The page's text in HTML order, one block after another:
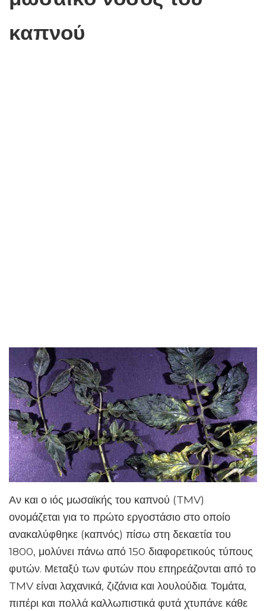
καπνού
Αν και ο ιός μωσαϊκής του καπνού (TMV)
ονομάζεται για το πρώτο εργοστάσιο στο οποίο
ανακαλύφθηκε (καπνός) πίσω στη δεκαετία του
1800, μολύνει πάνω από 150 διαφορετικούς τύπους
φυτών. Μεταξύ των φυτών που επηρεάζονται από το
TMV είναι λαχανικά, ζιζάνια και λουλούδια. Τομάτα,
πιπέρι και πολλά καλλωπιστικά φυτά χτυπάνε κάθε